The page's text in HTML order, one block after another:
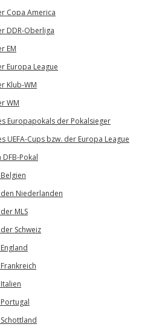
Copa America
DDR-Oberliga
EM
Europa League
Klub-WM
WM
Europapokals der Pokalsieger
UEFA-Cups bzw. der Europa League
Pokal
Niederlanden
MLS
Schweiz